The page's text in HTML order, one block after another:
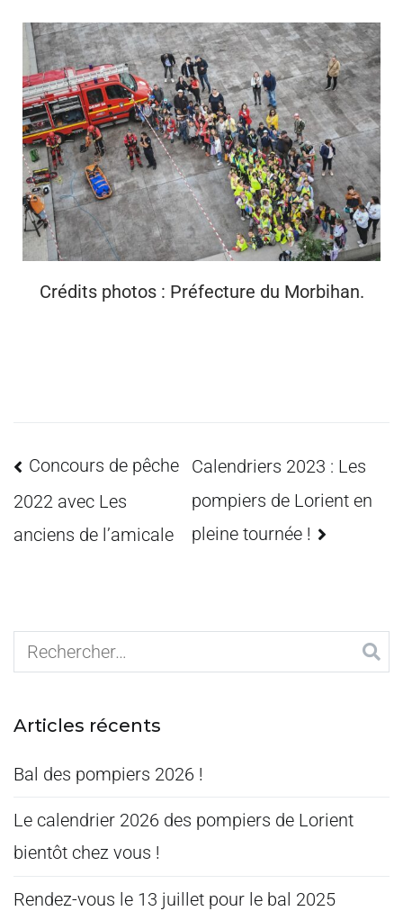
Crédits photos : Préfecture du Morbihan.
Concours de pêche
2022 avec Les
anciens de l’amicale
Calendriers 2023 : Les
pompiers de Lorient en
pleine tournée !
Articles récents
Bal des pompiers 2026 !
Le calendrier 2026 des pompiers de Lorient
bientôt chez vous !
Rendez-vous le 13 juillet pour le bal 2025